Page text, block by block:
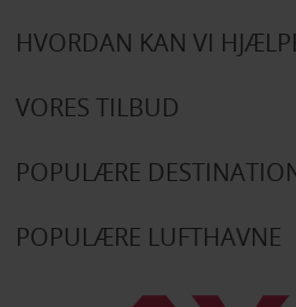
HVORDAN KAN VI
VORES TILBUD
POPULÆRE
POPULÆRE LUFTHAVNE